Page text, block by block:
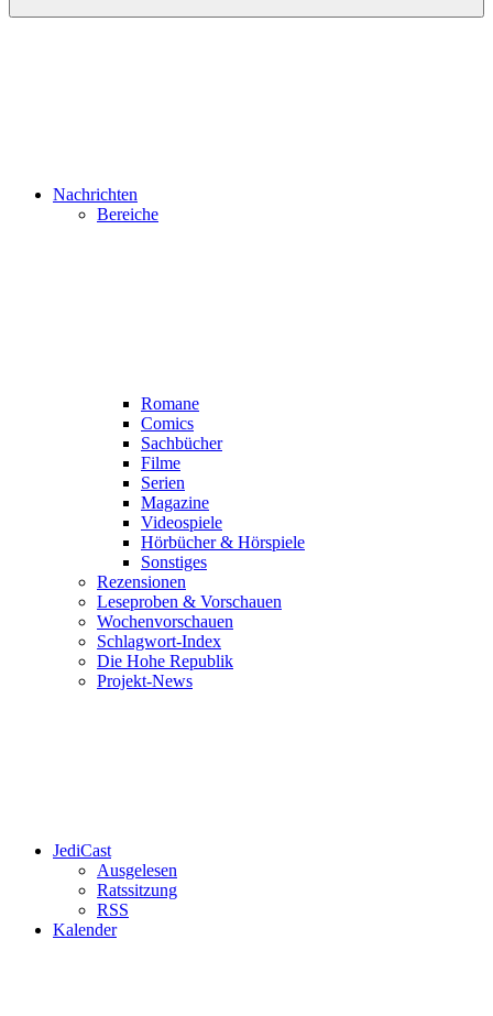
Nachrichten
Bereiche
Romane
Comics
Sachbücher
Filme
Serien
Magazine
Videospiele
Hörbücher & Hörspiele
Sonstiges
Rezensionen
Leseproben & Vorschauen
Wochenvorschauen
Schlagwort-Index
Die Hohe Republik
Projekt-News
JediCast
Ausgelesen
Ratssitzung
RSS
Kalender